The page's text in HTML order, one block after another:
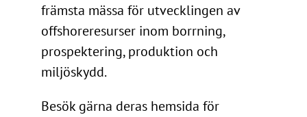
främsta mässa för utvecklingen av
offshoreresurser inom borrning,
prospektering, produktion och
miljöskydd.
Besök gärna deras hemsida för